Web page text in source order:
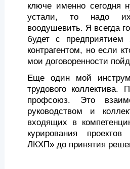
ключе именно сегодня
устали, то надо
воодушевить. Я всегда
будет с предприятием
контрагентом, но если
мои договорен­ности
Еще один мой
трудового
профсоюз. Это
руководством и
входящих в
курирования
ЛКХП» до принятия